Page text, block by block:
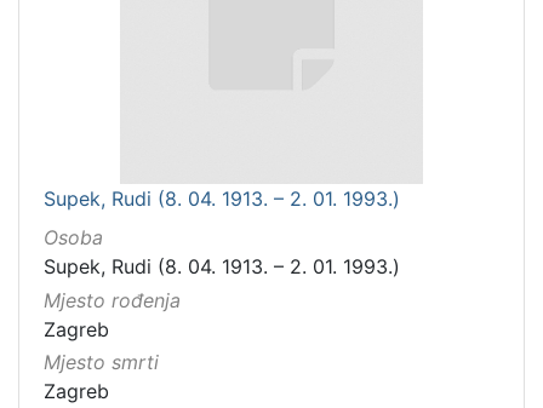
Supek, Rudi (8. 04. 1913. – 2. 01. 1993.)
Osoba
Supek, Rudi (8. 04. 1913. – 2. 01. 1993.)
Mjesto rođenja
Zagreb
Mjesto smrti
Zagreb